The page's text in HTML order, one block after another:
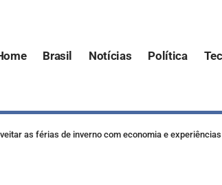
Brasil Notícias Política
as férias de inverno com economia e